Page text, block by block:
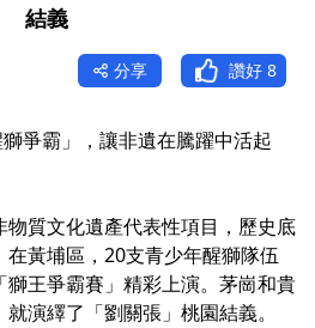
結義
分享 讚好 8
爭霸」，讓非遺在騰躍中活起
質文化遺產代表性項目，歷史底
黃埔區，20支青少年醒獅隊伍
王爭霸賽」精彩上演。茅崗和貴
演繹了「劉關張」桃園結義。